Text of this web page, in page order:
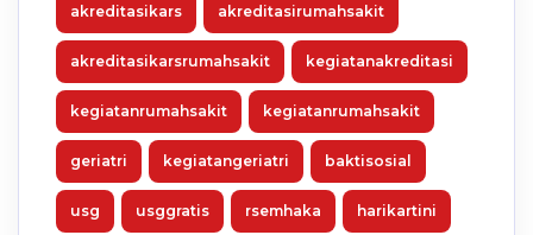
akreditasikars akreditasirumahsakit
akreditasikarsrumahsakit kegiatanakreditasi
kegiatanrumahsakit kegiatanrumahsakit
geriatri kegiatangeriatri baktisosial
usg usggratis rsemhaka harikartini